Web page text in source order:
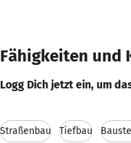
Fähigkeiten und
Logg Dich jetzt ein, um
Straßenbau Tiefbau